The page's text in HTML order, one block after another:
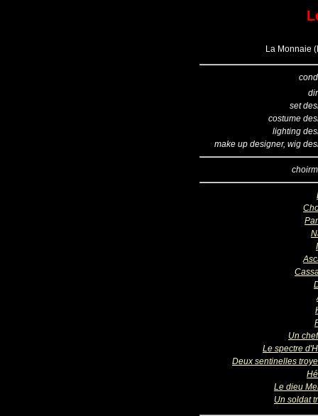
La Monnaie
set
costume
lighting
make up designer, wig
Un
Le spectre
Deux sentinelles
Le dieu
Un soldat